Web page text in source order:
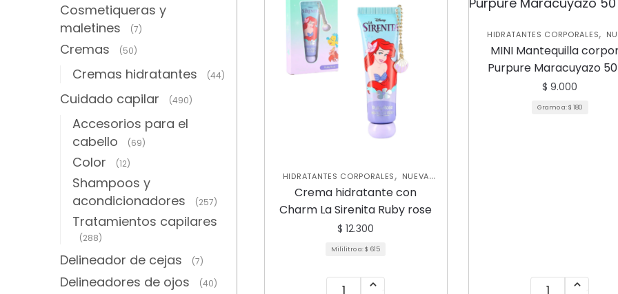
HIDRATANTES CORPORALES, NUEVA
COLECCIÓN,SKIN CARE CORPORAL
Crema hidratante con
Charm La Sirenita Ruby rose
$ 12.300
Mililitro a:$ 615
HIDRATANTES CORPORALES,
COLECCIÓN,SKIN CARE
MINI Mantequilla
Purpure Maracuyazo
$ 9.000
Gramo a:$ 180
Cosmetiqueras y
maletines
(7)
Cremas (50)
Cremas hidratantes (44)
Cuidado capilar (490)
Accesorios para el
cabello
(69)
Color (12)
Shampoos y
acondicionadores
(257)
Tratamientos capilares
(288)
Delineador de cejas (7)
Delineadores de ojos (40)